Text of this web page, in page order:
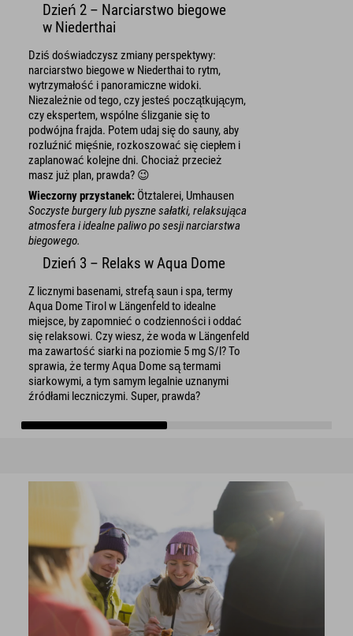
Dzień 2 – Narciarstwo biegowe
w Niederthai
Dziś doświadczysz zmiany perspektywy:
narciarstwo biegowe w Niederthai to rytm,
wytrzymałość i panoramiczne widoki.
Niezależnie od tego, czy jesteś początkującym,
czy ekspertem, wspólne ślizganie się to
podwójna frajda. Potem udaj się do sauny, aby
rozluźnić mięśnie, rozkoszować się ciepłem i
zaplanować kolejne dni. Chociaż przecież
masz już plan, prawda? 😉
Wieczorny przystanek: Ötztalerei, Umhausen
Soczyste burgery lub pyszne sałatki, relaksująca
atmosfera i idealne paliwo po sesji narciarstwa
biegowego.
Dzień 3 – Relaks w Aqua Dome
Z licznymi basenami, strefą saun i spa, termy
Aqua Dome Tirol w Längenfeld to idealne
miejsce, by zapomnieć o codzienności i oddać
się relaksowi. Czy wiesz, że woda w Längenfeld
ma zawartość siarki na poziomie 5 mg S/l? To
sprawia, że termy Aqua Dome są termami
siarkowymi, a tym samym legalnie uznanymi
źródłami leczniczymi. Super, prawda?